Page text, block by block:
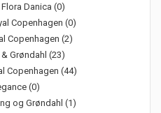
Danica (0)
Copenhagen (0)
Copenhagen (2)
Grøndahl (23)
Copenhagen (44)
(0)
og Grøndahl (1)